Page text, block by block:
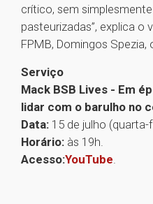
crítico, sem
pasteurizadas”, explica o
FPMB, Domingos
Serviço
Mack BSB Lives - Em
lidar com o barulho no
Data: 15 de julho (quarta-
Horário: às 19h.
Acesso:YouTube.